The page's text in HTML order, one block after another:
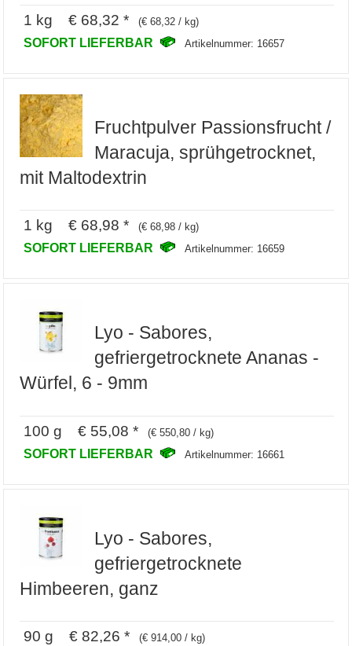
1 kg € 68,32 * (€ 68,32 / kg)
SOFORT LIEFERBAR Artikelnummer: 16657
Fruchtpulver Passionsfrucht /
Maracuja, sprühgetrocknet,
mit Maltodextrin
1 kg € 68,98 * (€ 68,98 / kg)
SOFORT LIEFERBAR Artikelnummer: 16659
Lyo - Sabores,
gefriergetrocknete Ananas -
Würfel, 6 - 9mm
100 g € 55,08 * (€ 550,80 / kg)
SOFORT LIEFERBAR Artikelnummer: 16661
Lyo - Sabores,
gefriergetrocknete
Himbeeren, ganz
90 g € 82,26 * (€ 914,00 / kg)